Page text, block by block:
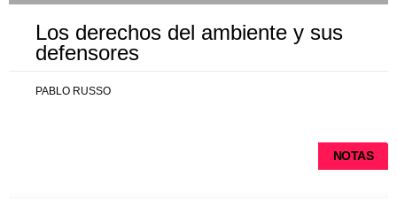
Los derechos del ambiente y sus
defensores
PABLO RUSSO
NOTAS